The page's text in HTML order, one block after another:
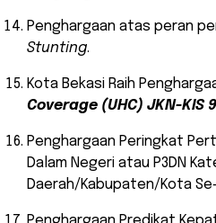
Penghargaan atas peran
Stunting.
Kota Bekasi Raih
Coverage (UHC) JKN-KIS
Penghargaan Peringkat
Dalam Negeri atau P3DN
Daerah/Kabupaten/Kota